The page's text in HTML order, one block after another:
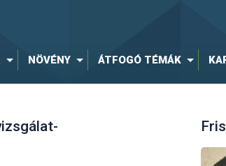
NÖVÉNY ÁTFOGÓ TÉMÁK